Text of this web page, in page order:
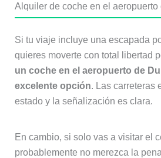
Alquiler de coche en el aeropuerto
Si tu viaje incluye una escapada
quieres moverte con total libertad
un coche en el aeropuerto de
excelente opción. Las carreteras
estado y la señalización es clara.
En cambio, si solo vas a visitar el
probablemente no merezca la